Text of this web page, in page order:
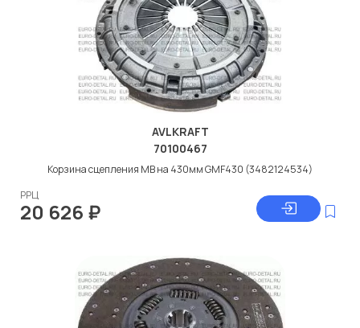
AVLKRAFT
70100467
Корзина сцепления МВ на 430мм GMF430 (3482124534)
РРЦ
20 626 ₽